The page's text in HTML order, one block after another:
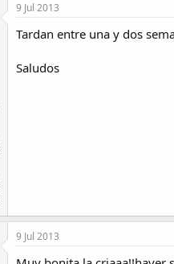
9 Jul 2013
Tardan entre una y dos
Saludos
9 Jul 2013